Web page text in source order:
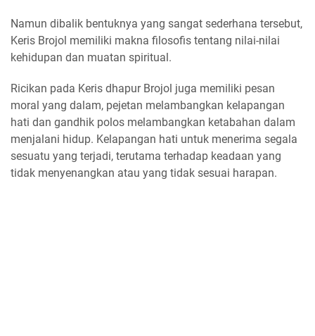
Namun dibalik bentuknya yang sangat sederhana tersebut,
Keris Brojol memiliki makna filosofis tentang nilai-nilai
kehidupan dan muatan spiritual.
Ricikan pada Keris dhapur Brojol juga memiliki pesan
moral yang dalam, pejetan melambangkan kelapangan
hati dan gandhik polos melambangkan ketabahan dalam
menjalani hidup. Kelapangan hati untuk menerima segala
sesuatu yang terjadi, terutama terhadap keadaan yang
tidak menyenangkan atau yang tidak sesuai harapan.